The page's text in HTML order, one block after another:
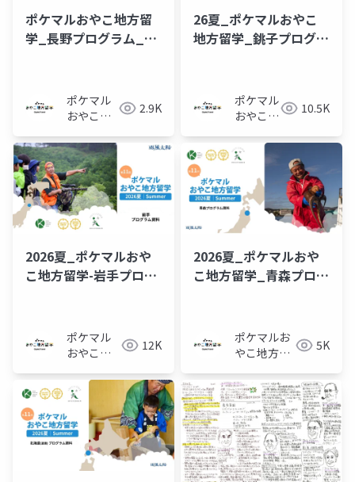
ポケマルおやこ地方留
学_長野プログラム_概
ポケマル
おやこ地
2.9K
26夏_ポケマルおやこ
地方留学_銚子プログラ
ポケマル
おやこ地
10.5K
2026夏_ポケマルおや
こ地方留学-岩手プログ
ポケマル
おやこ地
12K
2026夏_ポケマルおや
こ地方留学_青森プログ
ポケマルお
やこ地方留
5K